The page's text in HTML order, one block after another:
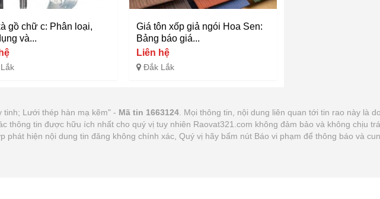
gồ chữ c: Phân loại,
và...
Giá tôn xốp giả ngói Hoa Sen:
Bảng báo giá...
Liên hệ
Đắk Lắk
Lưới thép hàn mạ kẽm" - Mã tin 1663124 . Mọi thông tin, nội dung liên quan tới tin rao này là
thông tin được hữu ích nhất cho quý vị tuy nhiên Raovat321.com không đảm bảo và không chịu
hiện nội dung tin đăng không chính xác, Quý vị hãy bấm nút Báo vi phạm để thông báo và